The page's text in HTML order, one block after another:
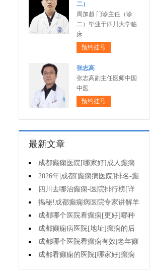
二）
周加超 门诊主任（诊
二）毕业于四川大学临
床
预约挂号
张志高
张志高副主任医师中国
中医
预约挂号
最新文章
成都癫痫医院[哪家好]成人癫痫
发作的原因有哪些?
2026年|成都[癫痫病医院]排名-癫
痫病要注意什么?
四川去哪治癫痫-医院排行榜[详
细排名]女性癫痫怎么治疗?
揭秘!成都癫痫病医院专家讲解羊
癫疯对不同年龄段病人的影响?
成都哪个医院看癫痫[更好]哪种
方法治母猪疯很有效?
成都癫痫病医院[地址]癫痫的后
遗症有什么?
成都哪个医院看癫痫有效|老年癫
痫早期的治疗?
成都看癫痫的医院[哪家好]癫痫
对病人的危害?